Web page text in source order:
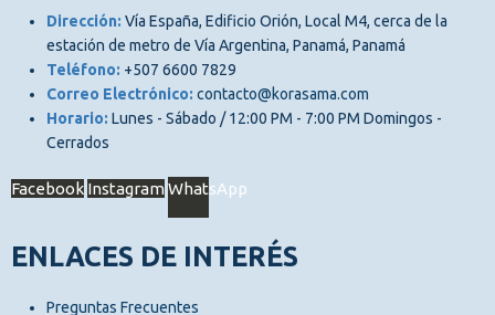
Dirección: Vía España, Edificio Orión, Local M4, cerca de la
estación de metro de Vía Argentina, Panamá, Panamá
Teléfono: +507 6600 7829
Correo Electrónico: contacto@korasama.com
Horario: Lunes - Sábado / 12:00 PM - 7:00 PM Domingos -
Cerrados
Facebook InstagramWhatsApp
ENLACES DE INTERÉS
Preguntas Frecuentes